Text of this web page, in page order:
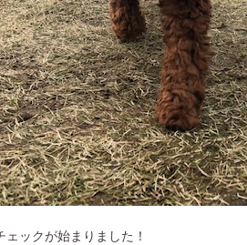
ックが始まりました！